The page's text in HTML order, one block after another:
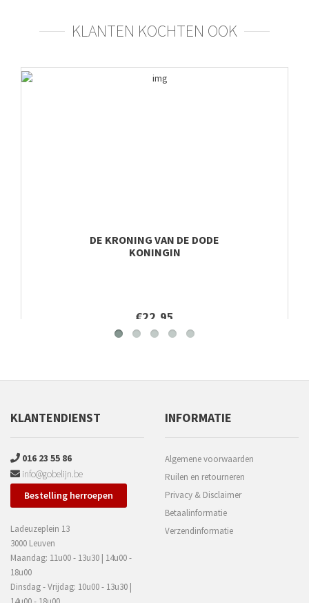
KLANTEN KOCHTEN OOK
DE KRONING VAN DE DODE
KONINGIN
€22,95
KLANTENDIENST
016 23 55 86
info@gobelijn.be
Bestelling herroepen
Ladeuzeplein 13
3000 Leuven
Maandag: 11u00 - 13u30 | 14u00 -
18u00
Dinsdag - Vrijdag: 10u00 - 13u30 |
INFORMATIE
Algemene voorwaarden
Ruilen en retourneren
Privacy & Disclaimer
Betaalinformatie
Verzendinformatie